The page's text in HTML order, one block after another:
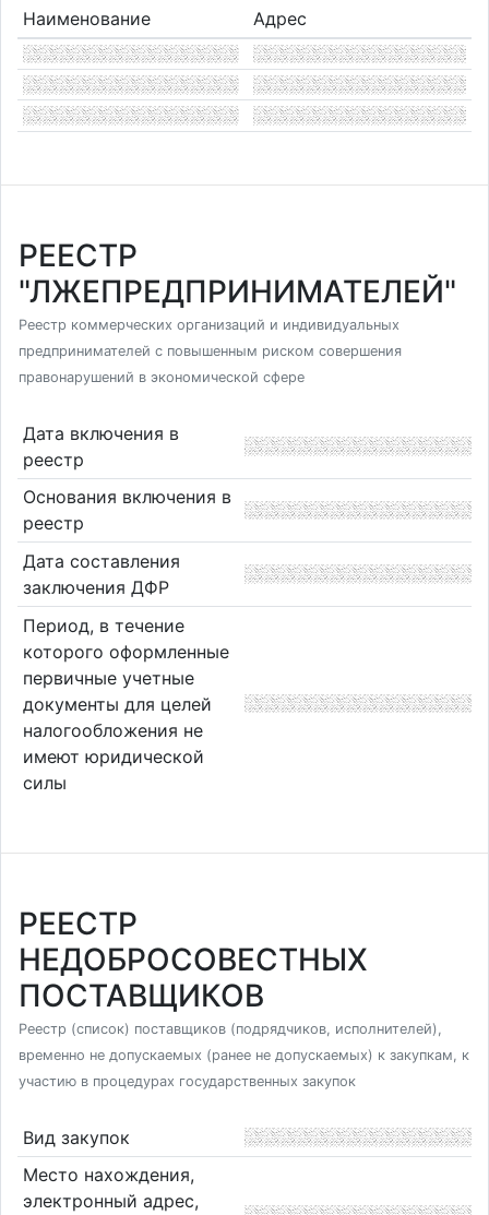
Наименование Адрес
РЕЕСТР
"ЛЖЕПРЕДПРИНИМАТЕЛЕЙ"
Реестр коммерческих организаций и индивидуальных
предпринимателей с повышенным риском совершения
правонарушений в экономической сфере
Дата включения в
реестр
Основания включения в
реестр
Дата составления
заключения ДФР
Период, в течение
которого оформленные
первичные учетные
документы для целей
налогообложения не
имеют юридической
силы
РЕЕСТР
НЕДОБРОСОВЕСТНЫХ
ПОСТАВЩИКОВ
Реестр (список) поставщиков (подрядчиков, исполнителей),
временно не допускаемых (ранее не допускаемых) к закупкам, к
участию в процедурах государственных закупок
Вид закупок
Место нахождения,
электронный адрес,